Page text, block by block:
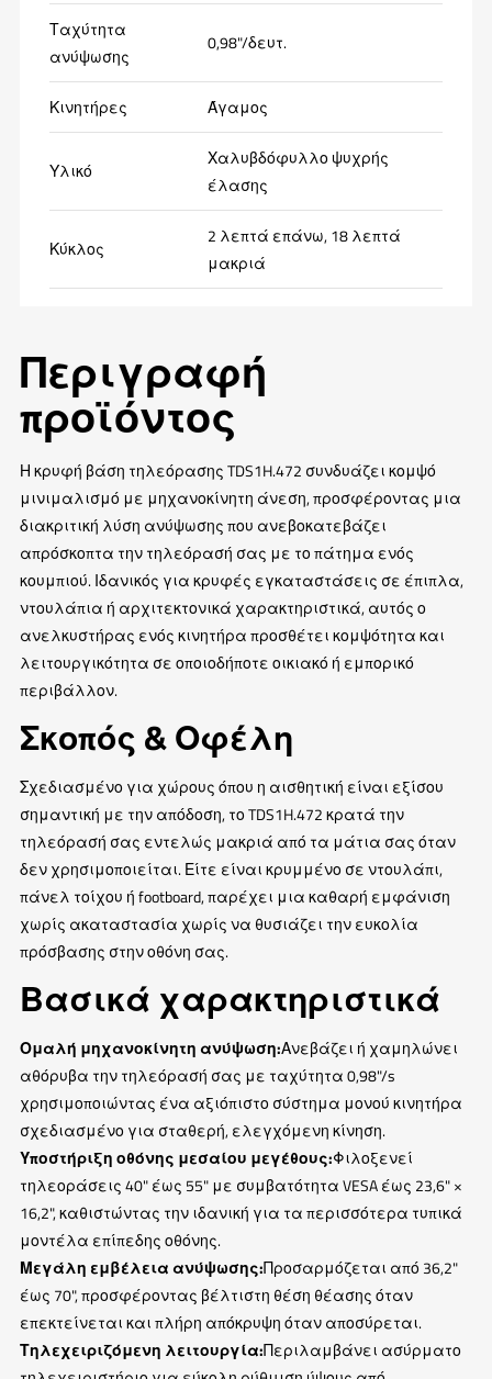
Ταχύτητα
ανύψωσης
0,98"/δευτ.
Κινητήρες Άγαμος
Υλικό
Χαλυβδόφυλλο ψυχρής
έλασης
Κύκλος
2 λεπτά επάνω, 18 λεπτά
μακριά
Περιγραφή
προϊόντος
Η κρυφή βάση τηλεόρασης TDS1H.472 συνδυάζει κομψό
μινιμαλισμό με μηχανοκίνητη άνεση, προσφέροντας μια
διακριτική λύση ανύψωσης που ανεβοκατεβάζει
απρόσκοπτα την τηλεόρασή σας με το πάτημα ενός
κουμπιού. Ιδανικός για κρυφές εγκαταστάσεις σε έπιπλα,
ντουλάπια ή αρχιτεκτονικά χαρακτηριστικά, αυτός ο
ανελκυστήρας ενός κινητήρα προσθέτει κομψότητα και
λειτουργικότητα σε οποιοδήποτε οικιακό ή εμπορικό
περιβάλλον.
Σκοπός & Οφέλη
Σχεδιασμένο για χώρους όπου η αισθητική είναι εξίσου
σημαντική με την απόδοση, το TDS1H.472 κρατά την
τηλεόρασή σας εντελώς μακριά από τα μάτια σας όταν
δεν χρησιμοποιείται. Είτε είναι κρυμμένο σε ντουλάπι,
πάνελ τοίχου ή footboard, παρέχει μια καθαρή εμφάνιση
χωρίς ακαταστασία χωρίς να θυσιάζει την ευκολία
πρόσβασης στην οθόνη σας.
Βασικά χαρακτηριστικά
Ομαλή μηχανοκίνητη ανύψωση:Ανεβάζει ή χαμηλώνει
αθόρυβα την τηλεόρασή σας με ταχύτητα 0,98"/s
χρησιμοποιώντας ένα αξιόπιστο σύστημα μονού κινητήρα
σχεδιασμένο για σταθερή, ελεγχόμενη κίνηση.
Υποστήριξη οθόνης μεσαίου μεγέθους:Φιλοξενεί
τηλεοράσεις 40" έως 55" με συμβατότητα VESA έως 23,6" ×
16,2", καθιστώντας την ιδανική για τα περισσότερα τυπικά
μοντέλα επίπεδης οθόνης.
Μεγάλη εμβέλεια ανύψωσης:Προσαρμόζεται από 36,2"
έως 70", προσφέροντας βέλτιστη θέση θέασης όταν
επεκτείνεται και πλήρη απόκρυψη όταν αποσύρεται.
Τηλεχειριζόμενη λειτουργία:Περιλαμβάνει ασύρματο